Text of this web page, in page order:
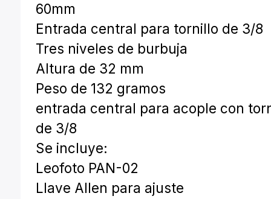
60mm
Entrada central para tornillo de 3/8
Tres niveles de burbuja
Altura de 32 mm
Peso de 132 gramos
entrada central para acople con
de 3/8
Se incluye:
Leofoto PAN-02
Llave Allen para ajuste